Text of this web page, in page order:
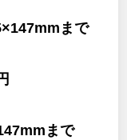
まで
まで